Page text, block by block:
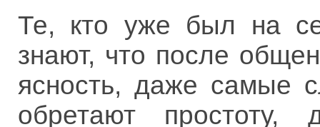
Те, кто уже был на
знают, что после
ясность, даже самые
обретают простоту,